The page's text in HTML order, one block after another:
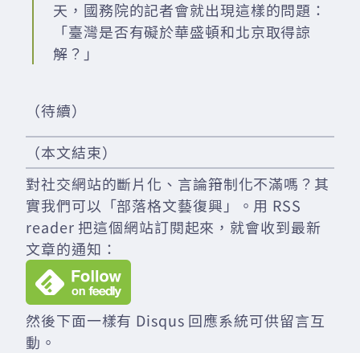
天，國務院的記者會就出現這樣的問題：
「臺灣是否有礙於華盛頓和北京取得諒
解？」
（待續）
（本文結束）
對社交網站的斷片化、言論箝制化不滿嗎？其
實我們可以「部落格文藝復興」。用 RSS
reader 把這個網站訂閱起來，就會收到最新
文章的通知：
然後下面一樣有 Disqus 回應系統可供留言互
動。